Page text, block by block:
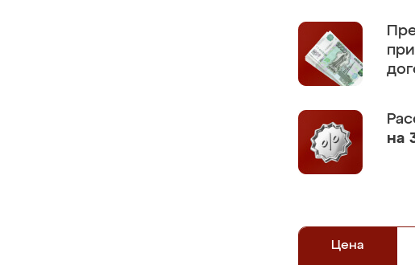
на
Цена